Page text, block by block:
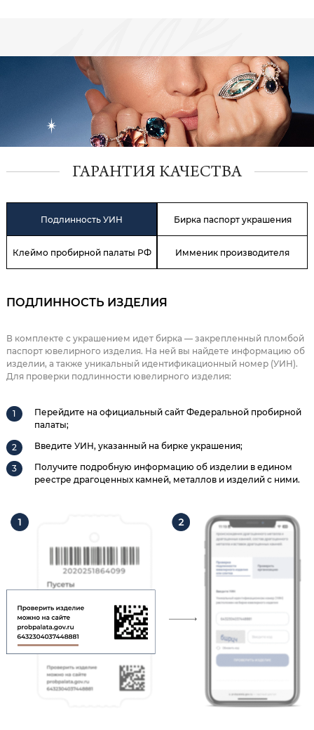
ГАРАНТИЯ КАЧЕСТВА
Подлинность УИН Бирка паспорт украшения
Клеймо пробирной палаты РФ Имменик производителя
ПОДЛИННОСТЬ ИЗДЕЛИЯ
В комплекте с украшением идет бирка — закрепленный пломбой
паспорт ювелирного изделия. На ней вы найдете информацию об
изделии, а также уникальный идентификационный номер (УИН).
Для проверки подлинности ювелирного изделия:
Перейдите на официальный сайт Федеральной пробирной
палаты;
Введите УИН, указанный на бирке украшения;
Получите подробную информацию об изделии в едином
реестре драгоценных камней, металлов и изделий с ними.